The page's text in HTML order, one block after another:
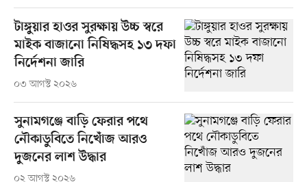
টাঙ্গুয়ার হাওর সুরক্ষায় উচ্চ স্বরে
মাইক বাজানো নিষিদ্ধসহ ১৩ দফা
নির্দেশনা জারি
০৩ আগস্ট ২০২৬
সুনামগঞ্জে বাড়ি ফেরার পথে
নৌকাডুবিতে নিখোঁজ আরও
দুজনের লাশ উদ্ধার
০২ আগস্ট ২০২৬